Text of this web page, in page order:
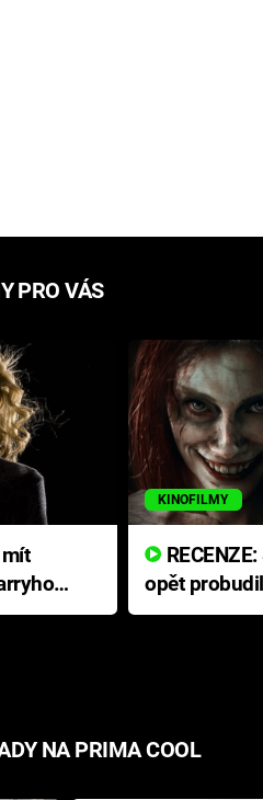
PRO VÁS
KINOFILMY
opět
přichází s
NA PRIMA COOL